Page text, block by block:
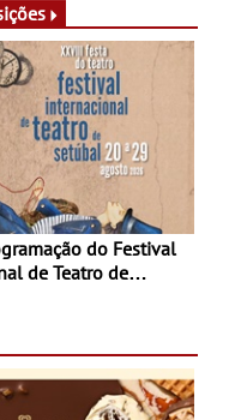
de Teatro de